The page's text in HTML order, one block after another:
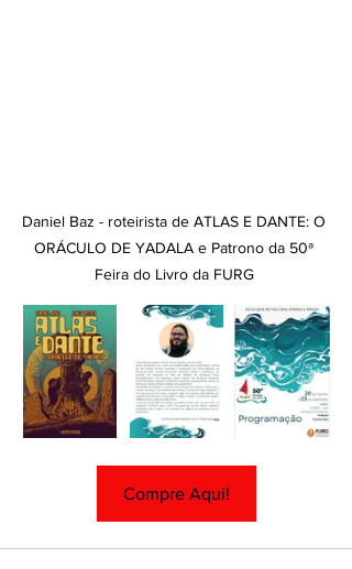
Daniel Baz - roteirista de ATLAS E DANTE: O
ORÁCULO DE YADALA e Patrono da 50ª
Feira do Livro da FURG
Compre Aqui!